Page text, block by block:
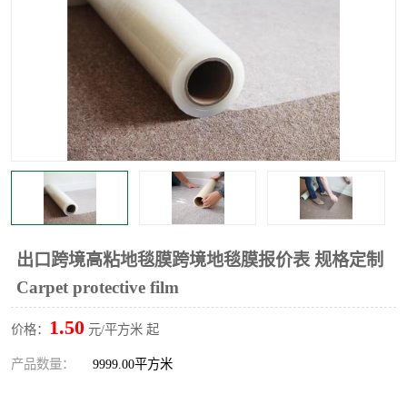
出口跨境高粘地毯膜跨境地毯膜报价表 规格定制
Carpet protective film
价格： 1.50 元/平方米 起
产品数量： 9999.00平方米
印字保护膜 彩钢板保护膜
不绣钢板保护膜 两边上胶保护膜
窗缝阻风胶带 铝板保护膜
不锈钢板保护膜 一次性隔离膜